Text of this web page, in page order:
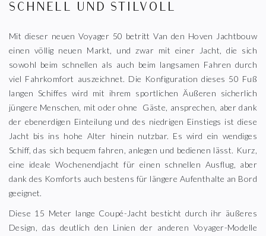
SCHNELL UND STILVOLL
Mit dieser neuen Voyager 50 betritt Van den Hoven Jachtbouw
einen völlig neuen Markt, und zwar mit einer Jacht, die sich
sowohl beim schnellen als auch beim langsamen Fahren durch
viel Fahrkomfort auszeichnet. Die Konfiguration dieses 50 Fuß
langen Schiffes wird mit ihrem sportlichen Äußeren sicherlich
jüngere Menschen, mit oder ohne
Gäste, ansprechen, aber dank
der ebenerdigen Einteilung und des niedrigen Einstiegs ist diese
Jacht bis ins hohe Alter hinein nutzbar. Es wird ein wendiges
Schiff, das sich bequem fahren, anlegen und bedienen lässt. Kurz,
eine ideale Wochenendjacht für einen schnellen Ausflug, aber
dank des Komforts auch bestens für längere Aufenthalte an Bord
geeignet.
Diese 15 Meter lange Coupé-Jacht besticht durch ihr äußeres
Design, das deutlich den Linien der anderen Voyager-Modelle